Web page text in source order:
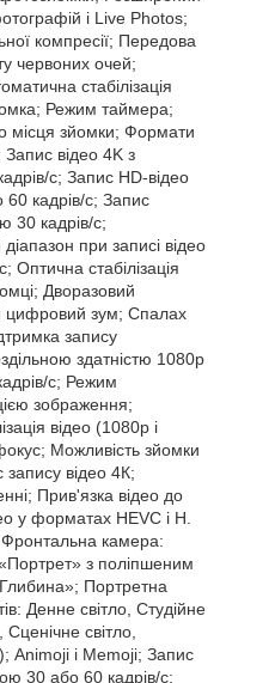
і Live Photos;
компресії; Передова
червоних очей;
стабілізація
Режим таймера;
місця зйомки; Формати
відео 4K з
с; Запис HD‑відео
кадрів/с; Запис
30 кадрів/с;
при записі відео
Оптична стабілізація
Дворазовий
цифровий зум; Спалах
запису
здатністю 1080р
с; Режим
зображення;
відео (1080p і
Можливість зйомки
відео 4К;
Прив'язка відео до
у форматах HEVC і H.
Фронтальна камера:
з поліпшеним
Портретна
Денне світло, Студійне
світло,
Animoji і Memoji; Запис
30 або 60 кадрів/с;